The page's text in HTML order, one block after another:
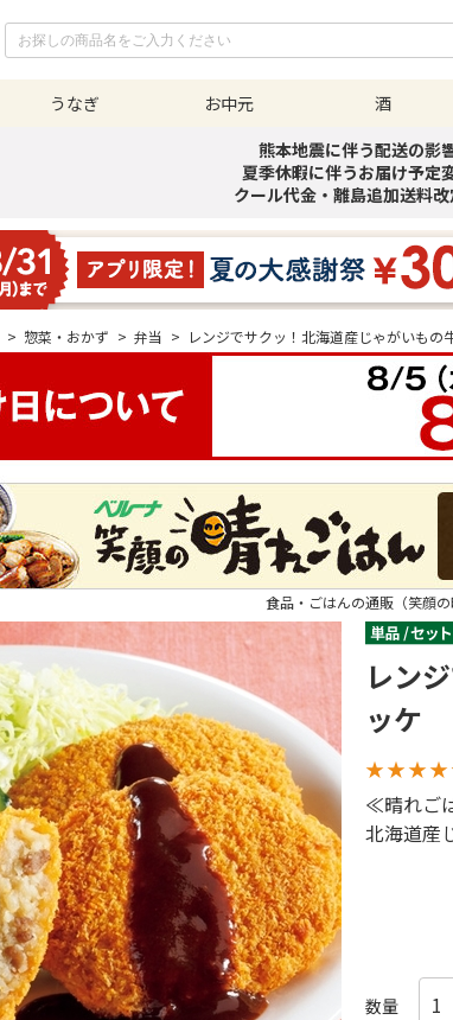
うなぎ お中元 酒
熊本地震に伴う配送の影
夏季休暇に伴うお届け予定
クール代金・離島追加送料
> 惣菜・おかず > 弁当 > レンジでサクッ！北海道産じゃがいもの
食品・ごはんの通販（笑顔の
レン
ッケ
★★★★
≪晴れご
北海道産
数量